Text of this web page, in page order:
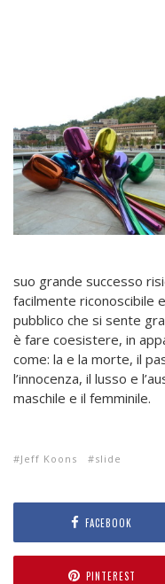
suo grande successo
facilmente riconoscibile
pubblico che si sente
è fare coesistere, in
come: la e la morte, il
l’innocenza, il lusso e
maschile e il femminile.
Jeff Koons slide
FACEBOOK
PINTEREST